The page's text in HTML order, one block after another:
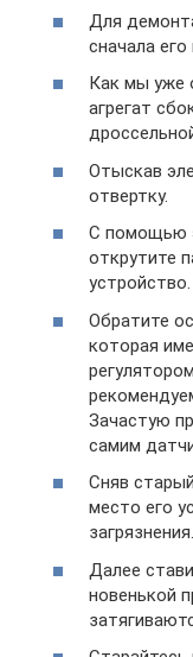
Для
сначала
Как мы уже
агрегат
Отыскав
отвертку.
С помощью
открутите
устройство.
Обратите
которая
Зачастую
самим
Сняв
место его
загрязнения.
Далее
новенькой